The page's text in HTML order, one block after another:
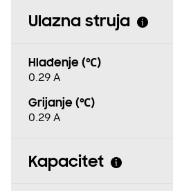
Ulazna struja
Hlađenje (℃)
0.29 A
Grijanje (℃)
0.29 A
Kapacitet